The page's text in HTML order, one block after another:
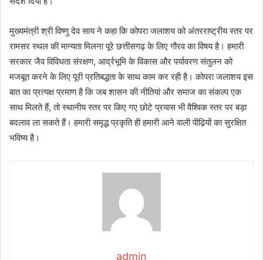
मुख्यमंत्री श्री विष्णु देव साय ने कहा कि कोपरा जलाशय को अंतरराष्ट्रीय स्तर पर
रामसर स्थल की मान्यता मिलना पूरे छत्तीसगढ़ के लिए गौरव का विषय है। हमारी
सरकार जैव विविधता संरक्षण, आर्द्रभूमि के विकास और पर्यावरण संतुलन को
मजबूत करने के लिए पूरी प्रतिबद्धता के साथ काम कर रही है। कोपरा जलाशय इस
बात का प्रत्यक्ष प्रमाण है कि जब शासन की नीतियां और समाज का संकल्प एक
साथ मिलते हैं, तो स्थानीय स्तर पर किए गए छोटे प्रयास भी वैश्विक स्तर पर बड़ा
बदलाव ला सकते हैं। हमारी समृद्ध प्रकृति ही हमारी आने वाली पीढ़ियों का सुरक्षित
भविष्य है।
admin